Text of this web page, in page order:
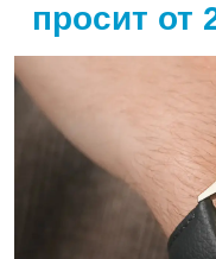
просит от